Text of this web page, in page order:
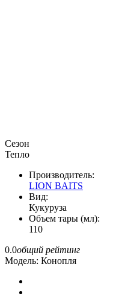
Сезон
Тепло
Производитель:
LION BAITS
Вид:
Кукуруза
Объем тары (мл):
110
0.0общий рейтинг
Модель: Конопля